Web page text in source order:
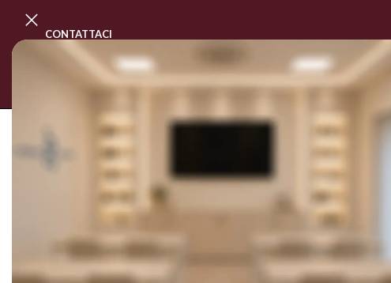
CONTATTACI
PROGRAMMA MASTER CLASSCORSI ONLINE